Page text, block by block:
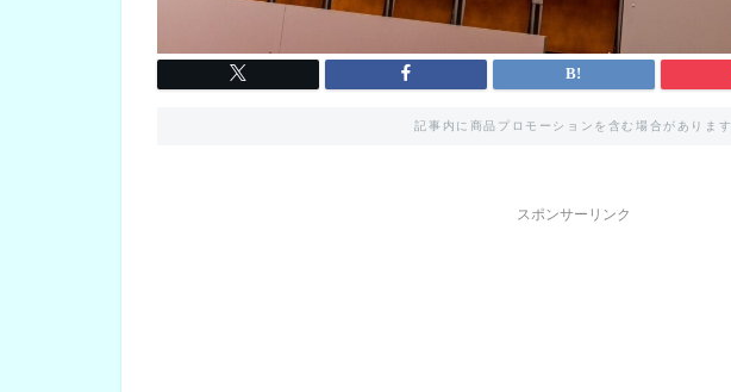
記事内に商品プロモーションを含む場合があります
スポンサーリンク